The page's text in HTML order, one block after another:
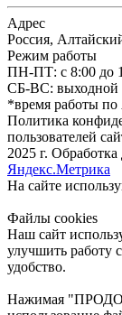
Адрес
Россия,
Режим работы
ПН-ПТ: с 8:00 до
СБ-ВС: выходной
*время работы
Политика
пользователей
2025 г.
Яндекс.Метрика
На сайте
Файлы cookies
Наш сайт
улучшить работу
удобство.
Нажимая